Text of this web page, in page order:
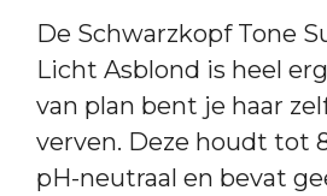
De Schwarzkopf Tone
Licht Asblond is heel
van plan bent je haar
verven. Deze houdt tot
pH-neutraal en bevat